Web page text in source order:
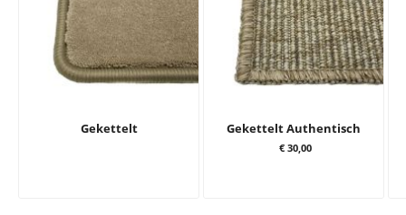
Gekettelt Gekettelt Authentisch
€ 30,00